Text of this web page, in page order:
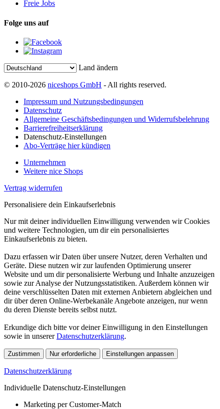
Freie Jobs
Folge uns auf
Land ändern
© 2010-2026 niceshops GmbH - All rights reserved.
Impressum und Nutzungsbedingungen
Datenschutz
Allgemeine Geschäftsbedingungen und Widerrufsbelehrung
Barrierefreiheitserklärung
Datenschutz-Einstellungen
Abo-Verträge hier kündigen
Unternehmen
Weitere nice Shops
Vertrag widerrufen
Personalisiere dein Einkaufserlebnis
Nur mit deiner individuellen Einwilligung verwenden wir Cookies
und weitere Technologien, um dir ein personalisiertes
Einkaufserlebnis zu bieten.
Dazu erfassen wir Daten über unsere Nutzer, deren Verhalten und
Geräte. Diese nutzen wir zur laufenden Optimierung unserer
Website und um dir personalisierte Werbung und Inhalte anzuzeigen
sowie zur Analyse der Nutzungsstatistiken. Außerdem können wir
deine verschlüsselten Daten mit externen Anbietern abgleichen und
dir über deren Online-Werbekanäle Angebote anzeigen, nur wenn
du deren Dienste bereits selbst nutzt.
Erkundige dich bitte vor deiner Einwilligung in den Einstellungen
sowie in unsererDatenschutzerklärung.
Zustimmen Nur erforderliche Einstellungen anpassen
Datenschutzerklärung
Individuelle Datenschutz-Einstellungen
Marketing per Customer-Match